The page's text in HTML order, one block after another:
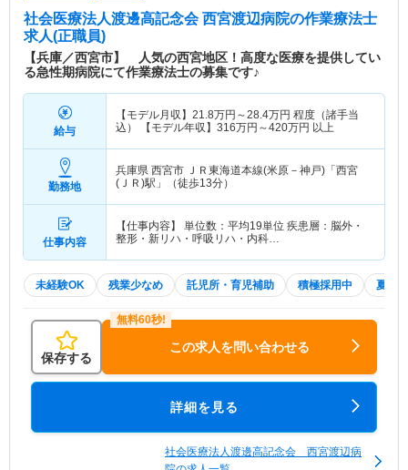
社会医療法人渡邊高記念会 西宮渡辺病院の作業療法士
求人(正職員)
【兵庫／西宮市】 人気の西宮地区！高度な医療を提供してい
る急性期病院にて作業療法士の募集です♪
給与
【モデル月収】 21.8万円～28.4万円 程度（諸手当
込） 【モデル年収】 316万円～420万円 以上
勤務地
兵庫県 西宮市 ＪＲ東海道本線(米原－神戸)「西宮
(ＪＲ)駅」（徒歩13分）
仕事内容
【仕事内容】 単位数：平均19単位 疾患層：脳外・
整形・新リハ・呼吸リハ・内科…
未経験OK 残業少なめ 託児所・育児補助 積極採用中 夏～
保存する
この求人を問い合わせる
詳細を見る
社会医療法人渡邊高記念会 西宮渡辺病